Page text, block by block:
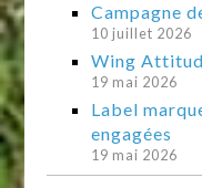
Campagne
10 juillet 2026
Wing
19 mai 2026
Label
engagées
19 mai 2026